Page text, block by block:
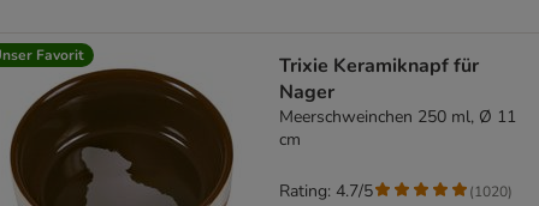
Favorit
Trixie Keramiknapf für
Nager
Meerschweinchen 250 ml, Ø 11
cm
Rating: 4.7/5 (1020)